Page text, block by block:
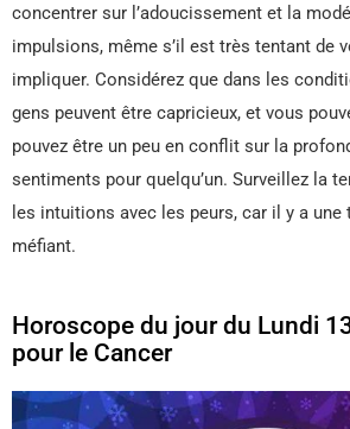
concentrer sur l’adoucissement et la
impulsions, même s’il est très tentant de
impliquer. Considérez que dans les
gens peuvent être capricieux, et vous
pouvez être un peu en conflit sur la
sentiments pour quelqu’un. Surveillez la
les intuitions avec les peurs, car il y a une
méfiant.
Horoscope du jour du Lundi
pour le Cancer